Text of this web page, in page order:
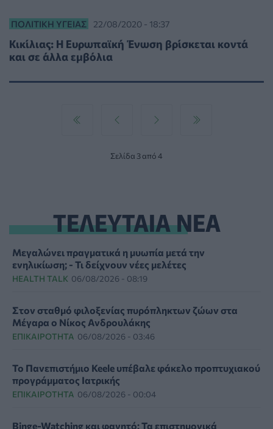
ΠΟΛΙΤΙΚΉ ΥΓΕΊΑΣ 22/08/2020 - 18:37
Κικίλιας: Η Ευρωπαϊκή Ένωση βρίσκεται κοντά
και σε άλλα εμβόλια
Σελίδα 3 από 4
ΤΕΛΕΥΤΑΙΑ ΝΕΑ
Μεγαλώνει πραγματικά η μυωπία μετά την
ενηλικίωση; - Τι δείχνουν νέες μελέτες
HEALTH TALK 06/08/2026 - 08:19
Στον σταθμό φιλοξενίας πυρόπληκτων ζώων στα
Μέγαρα ο Νίκος Ανδρουλάκης
ΕΠΙΚΑΙΡΌΤΗΤΑ 06/08/2026 - 03:46
Το Πανεπιστήμιο Keele υπέβαλε φάκελο προπτυχιακού
προγράμματος Ιατρικής
ΕΠΙΚΑΙΡΌΤΗΤΑ 06/08/2026 - 00:04
Binge-Watching και φαγητό: Τα επιστημονικά